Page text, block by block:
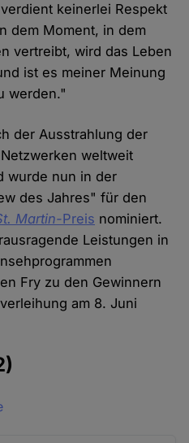
keinerlei Respekt
dem Moment, in dem
vertreibt, wird das Leben
ist es meiner Meinung
werden."
der Ausstrahlung der
weltweit
wurde nun in der
des Jahres" für den
Martin-Preis nominiert.
Leistungen in
Fry zu den Gewinnern
am 8. Juni